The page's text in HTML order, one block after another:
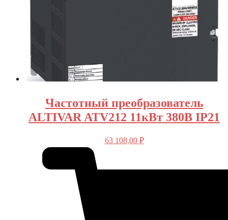
Частотный преобразователь
ALTIVAR ATV212 11кВт 380В IP21
63 108,00 ₽